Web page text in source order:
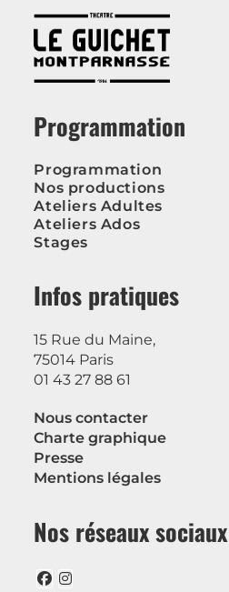
Programmation
Programmation
Nos productions
Ateliers Adultes
Ateliers Ados
Stages
Infos pratiques
15 Rue du Maine,
75014 Paris
01 43 27 88 61
Nous contacter
Charte graphique
Presse
Mentions légales
Nos réseaux sociaux